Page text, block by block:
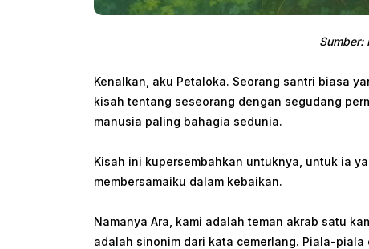
Sumber:
Kenalkan, aku Petaloka. Seorang santri biasa
kisah tentang seseorang dengan segudang
manusia paling bahagia sedunia.
Kisah ini kupersembahkan untuknya, untuk ia
membersamaiku dalam kebaikan.
Namanya Ara, kami adalah teman akrab satu
adalah sinonim dari kata cemerlang. Piala-